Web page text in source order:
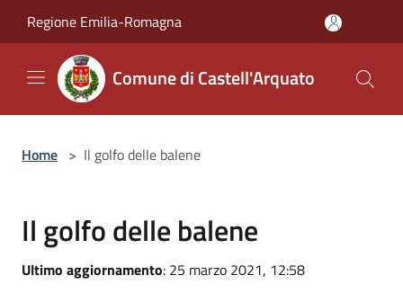
Regione Emilia-Romagna
Comune di Castell'Arquato
Home > Il golfo delle balene
Il golfo delle balene
Ultimo aggiornamento: 25 marzo 2021, 12:58